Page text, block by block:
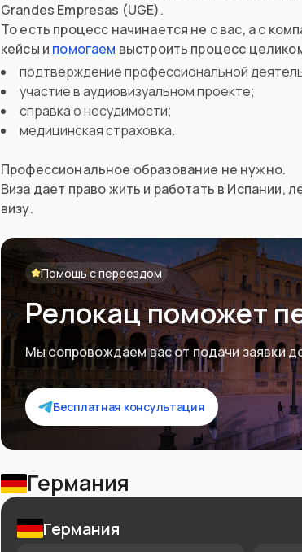
Grandes Empresas (UGE).
То есть процесс начинается не с вас, а с
кейсы и помогаем выстроить процесс
подтверждение профессиональной
участие в аудиовизуальном проекте;
справка о несудимости;
медицинская страховка.
Профессиональное образование не нужно.
Виза дает право жить и работать в Испании,
визу.
Помощь с переездом
Релокац поможет
Мы сопровождаем вас от подачи заявки
Бесплатная консультация
Германия
Германия